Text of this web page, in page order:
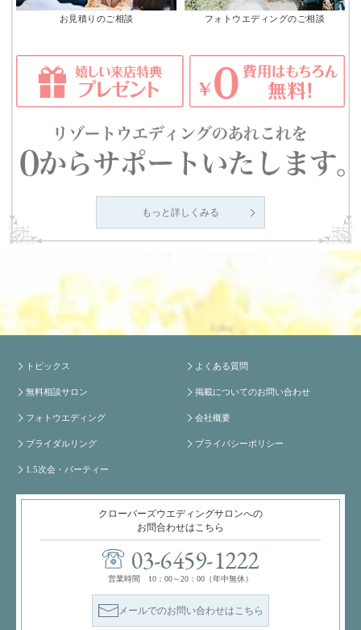
お見積りのご相談 フォトウエディングのご相談
もっと詳しくみる
トピックス
無料相談サロン
フォトウエディング
ブライダルリング
1.5次会・パーティー
よくある質問
掲載についてのお問い合わせ
会社概要
プライバシーポリシー
クローバーズウエディングサロンへの
お問合わせはこちら
03-6459-1222
営業時間 10：00～20：00（年中無休）
メールでのお問い合わせはこちら